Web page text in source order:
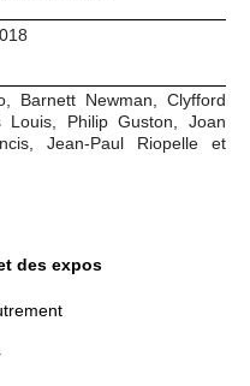
Barnett Newman, Clyfford
Louis, Philip Guston, Joan
Jean-Paul Riopelle et
des expos